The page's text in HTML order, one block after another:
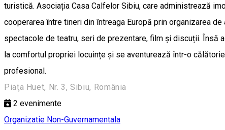
turistică. Asociația Casa Calfelor Sibiu, care administrează
cooperarea între tineri din întreaga Europă prin organizarea
spectacole de teatru, seri de prezentare, film și discuții. Însă
la comfortul propriei locuințe și se aventurează într-o
profesional.
Piaţa Huet, Nr. 3, Sibiu, România
2 evenimente
Organizatie Non-Guvernamentala